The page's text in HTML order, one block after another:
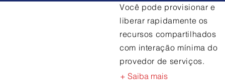
Você pode provisionar e
liberar rapidamente os
recursos compartilhados
com interação mínima do
provedor de serviços.
+ Saiba mais